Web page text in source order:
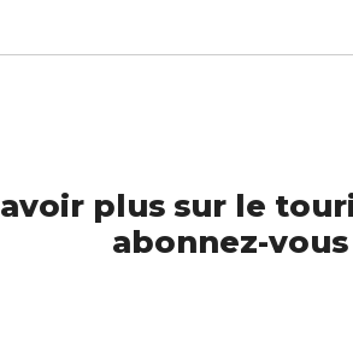
plus sur le
abonnez-